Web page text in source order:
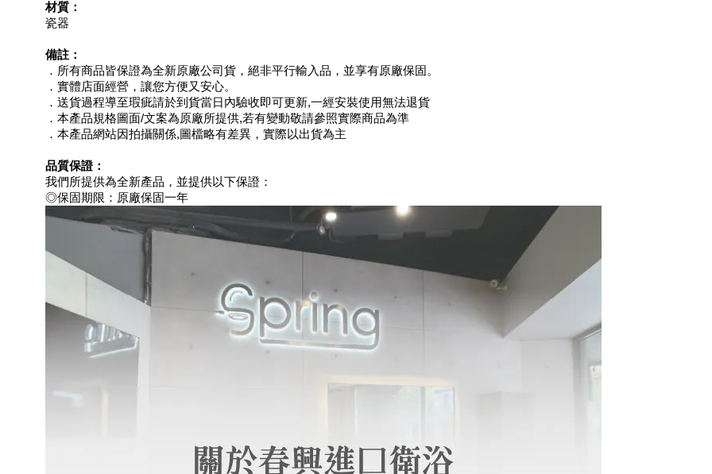
材質：
瓷器
備註：
．所有商品皆保證為全新原廠公司貨，絕非平行輸入品，並享有原廠保固。
．實體店面經營，讓您方便又安心。
．送貨過程導至瑕疵請於到貨當日內驗收即可更新,一經安裝使用無法退貨
．本產品規格圖面/文案為原廠所提供,若有變動敬請參照實際商品為準
．本產品網站因拍攝關係,圖檔略有差異，實際以出貨為主
品質保證：
我們所提供為全新產品，並提供以下保證：
◎保固期限：原廠保固一年